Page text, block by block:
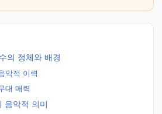
의 정체와 배경
악적 이력
대 매력
음악적 의미